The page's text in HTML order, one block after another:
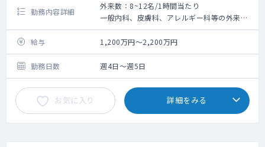
勤務内容詳細
外来数：8~12名/1時間当たり
一般内科、皮膚科、アレルギー科等の外来診
療、オンライン診療等をお願いいたします。
◇外来診療
└ 診療体制：1～3診制 ※所属院による
└ 主な患者層：50代以下のビジネスマンや近
隣住民等（50代以下が患者全体の9割）
保険診療9割以上
内科6割・それ以外3割程度
└ 対象年齢：内科・アレルギー科は10歳以
上、皮膚科は6歳以上
給与 1,200万円～2,200万円
勤務日数 週4日～週5日
お気に入り 詳細をみる